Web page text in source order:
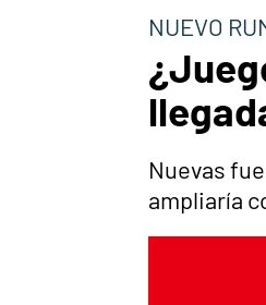
NUEVO
Nuevas
ampliaría